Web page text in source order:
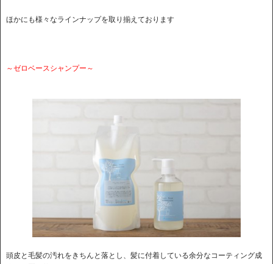
ほかにも様々なラインナップを取り揃えております
～ゼロベースシャンプー～
頭皮と毛髪の汚れをきちんと落とし、髪に付着している余分なコーティング成